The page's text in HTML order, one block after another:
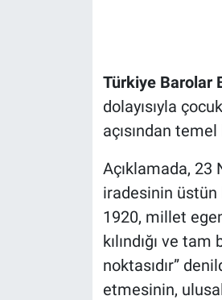
Türkiye Barolar
dolayısıyla
açısından
Açıklamada,
iradesinin üstün
1920, millet
kılındığı ve
noktasıdır”
etmesinin,